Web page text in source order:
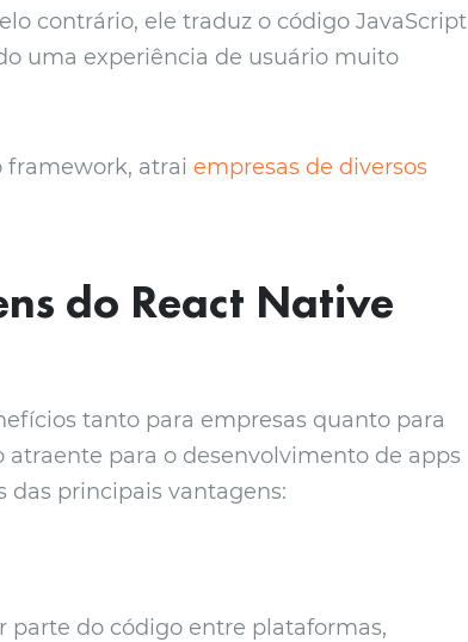
contrário, ele traduz o código JavaScript
uma experiência de usuário muito
framework, atrai empresas de diversos
do React Native
tanto para empresas quanto para
para o desenvolvimento de apps
das principais vantagens:
parte do código entre plataformas,